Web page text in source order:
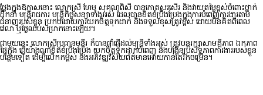
ថ្លែងក្នុងឱកាសនោះ​ លោកស្រី​ ហែម សុគុណពិសី បានកោតសរសើរ និងវាយតម្លៃខ្ពស់ចំពោះថ្នាក់
ដឹកនាំ​ មន្រ្តីរាជការ​ មន្ដ្រីកិច្ចសន្យាទាំងអស់ ដែលបានខិតខំប្រឹងប្រែងក្នុងការបំពេញការងារតាម
ជំនាញរបស់ខ្លួន​ ប្រកបដោយការយកចិត្តទុកដាក់ និងទទួលខុសត្រូវខ្ពស់​ ដោយមិនគិតពីពេល
វេលា​ ឬថ្ងៃឈប់សម្រាកនោះឡើយ។
ជាមួយនេះ លោកស្រីប្រធានមន្ទីរ​ ក៏បានផ្ដាំផ្ញើដល់មន្រ្តីទាំងអស់ ត្រូវបន្ដរក្សាសាមគ្គីភាព​ ឯកភាព
ផ្ទៃក្នុង ធ្វេីយ៉ាងណាខិតខំប្រឹងប្រែង​ យកចិត្តទុកដាក់បំពេញ និងបង្កើនប្រសិទ្ធភាពការងារ​របស់ខ្លួន
បន្ថែមទៀត ដើម្បីលើកកម្ពស់​ និងអភិវឌ្ឍវិស័យព័ត៌មានអោយកាន់តែរីកចម្រើន​។